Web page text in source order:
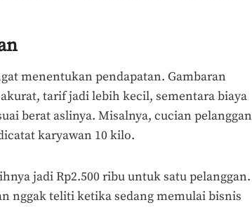
menentukan pendapatan. Gambaran
tarif jadi lebih kecil, sementara biaya
berat aslinya. Misalnya, cucian pelanggan
karyawan 10 kilo.
jadi Rp2.500 ribu untuk satu pelanggan.
nggak teliti ketika sedang memulai bisnis